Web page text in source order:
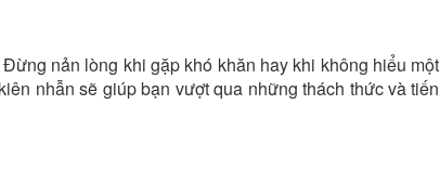
nản lòng khi gặp khó khăn hay khi không hiểu một
nhẫn sẽ giúp bạn vượt qua những thách thức và tiến